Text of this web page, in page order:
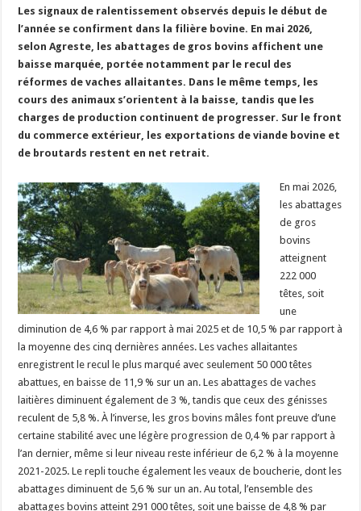
Un été fructueux pour Lactalis
Les signaux de ralentissement observés depuis le début de
l’année se confirment dans la filière bovine. En mai 2026,
selon Agreste, les abattages de gros bovins affichent une
baisse marquée, portée notamment par le recul des
réformes de vaches allaitantes. Dans le même temps, les
cours des animaux s’orientent à la baisse, tandis que les
charges de production continuent de progresser. Sur le front
du commerce extérieur, les exportations de viande bovine et
de broutards restent en net retrait.
En mai 2026,
les abattages
de gros
bovins
atteignent
222 000
têtes, soit
une
diminution de 4,6 % par rapport à mai 2025 et de 10,5 % par rapport à
la moyenne des cinq dernières années. Les vaches allaitantes
enregistrent le recul le plus marqué avec seulement 50 000 têtes
abattues, en baisse de 11,9 % sur un an. Les abattages de vaches
laitières diminuent également de 3 %, tandis que ceux des génisses
reculent de 5,8 %. À l’inverse, les gros bovins mâles font preuve d’une
certaine stabilité avec une légère progression de 0,4 % par rapport à
l’an dernier, même si leur niveau reste inférieur de 6,2 % à la moyenne
2021-2025. Le repli touche également les veaux de boucherie, dont les
abattages diminuent de 5,6 % sur un an. Au total, l’ensemble des
abattages bovins atteint 291 000 têtes, soit une baisse de 4,8 % par